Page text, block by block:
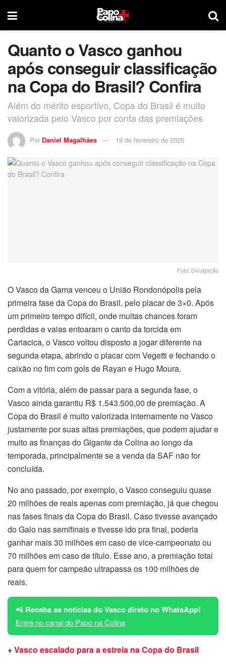
Quanto o Vasco ganhou
após conseguir classificação
na Copa do Brasil? Confira
Além do mérito esportivo, Copa do Brasil é muito
valorizada pelo Vasco por conta das premiações
Por Daniel Magalhães 19 de fevereiro de 2025
Foto: Divulgação
O Vasco da Gama venceu o União Rondonópolis pela
primeira fase da Copa do Brasil, pelo placar de 3×0. Após
um primeiro tempo difícil, onde muitas chances foram
perdidas e vaias entoaram o canto da torcida em
Cariacica, o Vasco voltou disposto a jogar diferente na
segunda etapa, abrindo o placar com Vegetti e fechando o
caixão no fim com gols de Rayan e Hugo Moura.
Com a vitória, além de passar para a segunda fase, o
Vasco ainda garantiu R$ 1.543.500,00 de premiação. A
Copa do Brasil é muito valorizada internamente no Vasco
justamente por suas altas premiações, que podem ajudar e
muito as finanças do Gigante da Colina ao longo da
temporada, principalmente se a venda da SAF não for
concluída.
No ano passado, por exemplo, o Vasco conseguiu quase
20 milhões de reais apenas com premiação, já que chegou
nas fases finais da Copa do Brasil. Caso tivesse avançado
do Galo nas semifinais e tivesse ido pra final, poderia
ganhar mais 30 milhões em caso de vice-campeonato ou
70 milhões em caso de título. Esse ano, a premiação total
para quem for campeão ultrapassa os 100 milhões de
reais.
📲 Receba as notícias do Vasco direto no WhatsApp!
Entre no canal do Papo na Colina
+Vasco escalado para a estreia na Copa do Brasil